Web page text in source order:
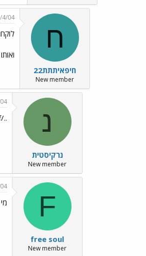
ח
חיפאיתתת22
New member
4/04
ואותו
נ
נרקיסטית
New member
../images/Emo99.gif
F
free soul
New member